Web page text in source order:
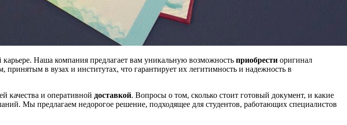
Наша компания предлагает вам уникальную возможность приобрести оригинал
принятым в вузах и институтах, что гарантирует их легитимность и надежность в
качества и оперативной доставкой. Вопросы о том, сколько стоит готовый документ, и какие
Мы предлагаем недорогое решение, подходящее для студентов, работающих специалистов